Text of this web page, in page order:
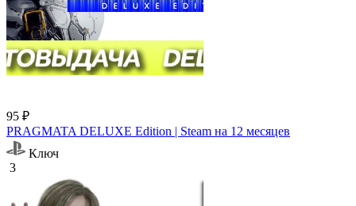
95 ₽
PRAGMATA DELUXE Edition | Steam на 12 месяцев
Ключ
3